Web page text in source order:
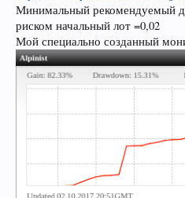
Минимальный рекомендуемый
риском начальный лот =0,02
Мой специально созданный